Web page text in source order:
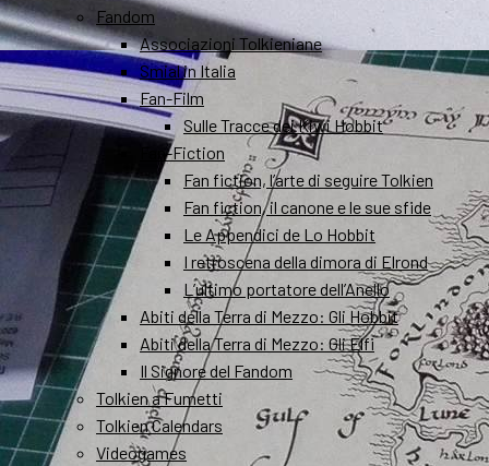
Fandom
Associazioni Tolkieniane
Smial in Italia
Fan-Film
Sulle Tracce dei Kiwi Hobbit
Fan-Fiction
Fan fiction, l’arte di seguire Tolkien
Fan fiction, il canone e le sue sfide
Le Appendici de Lo Hobbit
I retroscena della dimora di Elrond
L’ultimo portatore dell’Anello
Abiti della Terra di Mezzo: Gli Hobbit
Abiti della Terra di Mezzo: Gli Elfi
Il Signore del Fandom
Tolkien a Fumetti
Tolkien Calendars
Videogames